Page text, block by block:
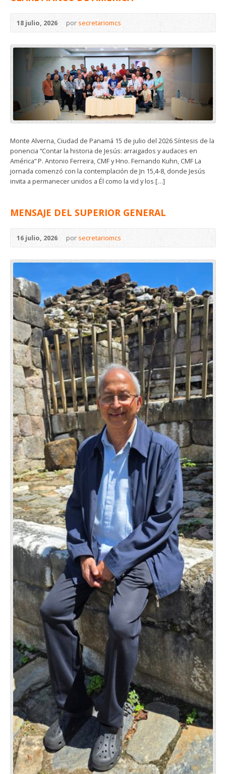
18 julio, 2026 por secretariomcs
Monte Alverna, Ciudad de Panamá 15 de julio del 2026 Síntesis de la
ponencia “Contar la historia de Jesús: arraigados y audaces en
América” P. Antonio Ferreira, CMF y Hno. Fernando Kuhn, CMF La
jornada comenzó con la contemplación de Jn 15,4-8, donde Jesús
invita a permanecer unidos a Él como la vid y los […]
MENSAJE DEL SUPERIOR GENERAL
16 julio, 2026 por secretariomcs